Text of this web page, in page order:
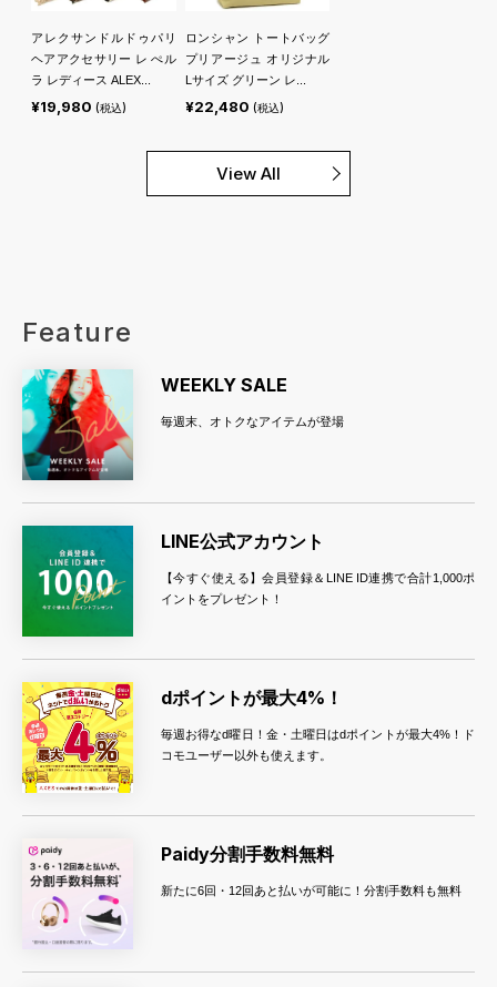
アレクサンドルドゥパリ
ヘアアクセサリー レ ぺル
ラ レディース ALEX...
¥19,980 (税込)
ロンシャン トートバッグ
プリアージュ オリジナル
Lサイズ グリーン レ...
¥22,480 (税込)
View All
Feature
WEEKLY SALE
毎週末、オトクなアイテムが登場
LINE公式アカウント
【今すぐ使える】会員登録＆LINE ID連携で合計1,000ポ
イントをプレゼント！
dポイントが最大4%！
毎週お得なd曜日！金・土曜日はdポイントが最大4%！ド
コモユーザー以外も使えます。
Paidy分割手数料無料
新たに6回・12回あと払いが可能に！分割手数料も無料